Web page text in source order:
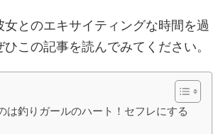
女とのエキサイティングな時間を過
この記事を読んでみてください。
は釣りガールのハート！セフレにする